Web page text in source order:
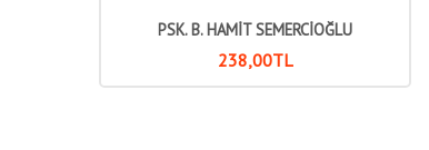
PSK. B. HAMİT SEMERCİOĞLU
238,00TL